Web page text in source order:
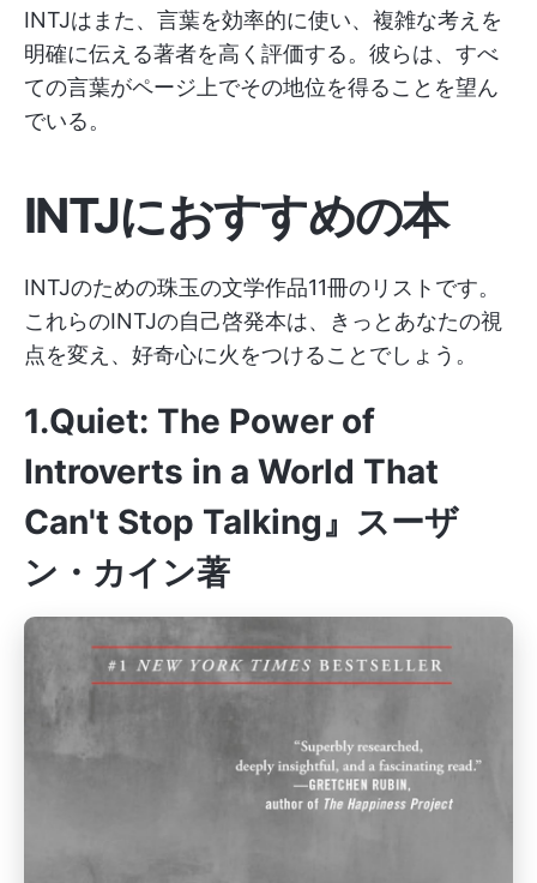
INTJはまた、言葉を効率的に使い、複雑な考えを
明確に伝える著者を高く評価する。彼らは、すべ
ての言葉がページ上でその地位を得ることを望ん
でいる。
INTJにおすすめの本
INTJのための珠玉の文学作品11冊のリストです。
これらのINTJの自己啓発本は、きっとあなたの視
点を変え、好奇心に火をつけることでしょう。
1.Quiet: The Power of
Introverts in a World That
Can't Stop Talking』スーザ
ン・カイン著